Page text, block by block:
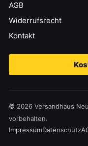
AGB
Widerrufsrecht
Kontakt
© 2026 Versandhaus
vorbehalten.
ImpressumDatenschutz